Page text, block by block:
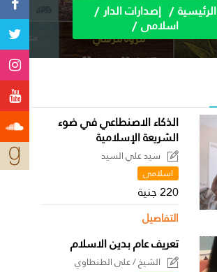
الرئيسية إصدارات الدار
اسلامى
الذكاء الاصنطاعي في ضوء
الشريعة الإسلامية
سيد علي السيد
اسلامى
220 جنية
التفاصيل
تعريف عام بدين الاسلام
الشيخ / على الطنطاوي